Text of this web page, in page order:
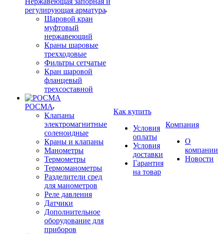
регулирующая арматура
Шаровой кран
муфтовый
нержавеющий
Краны шаровые
трехходовые
Фильтры сетчатые
Кран шаровой
фланцевый
трехсоставной
РОСМА
Клапаны
электромагнитные
соленоидные
Краны и клапаны
Манометры
Термометры
Термоманометры
Разделители сред
для манометров
Реле давления
Датчики
Дополнительное
оборудование для
приборов
Как купить
Условия
оплаты
Условия
доставки
Гарантия
на товар
Компания
О
компании
Новости